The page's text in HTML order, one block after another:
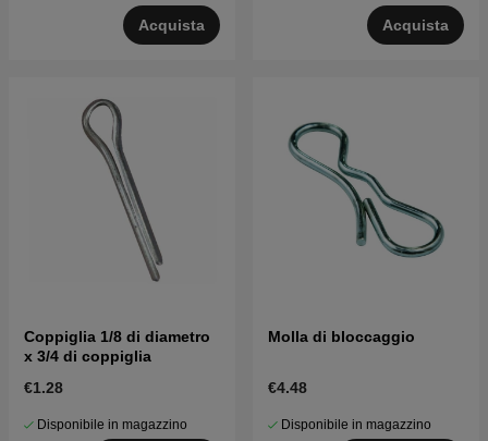
Acquista Acquista
Coppiglia 1/8 di diametro
x 3/4 di coppiglia
€1.28
Disponibile in magazzino
Molla di bloccaggio
€4.48
Disponibile in magazzino